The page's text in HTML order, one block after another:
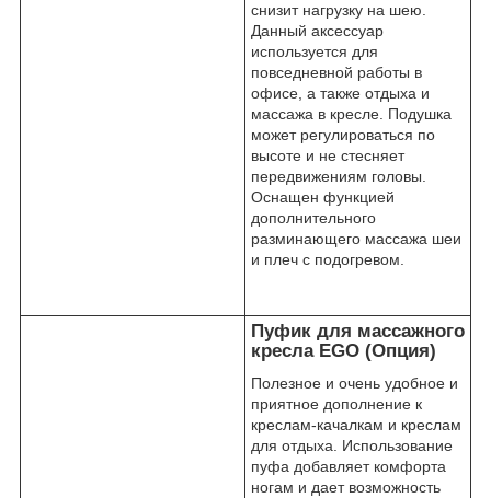
снизит нагрузку на шею.
Данный аксессуар
используется для
повседневной работы в
офисе, а также отдыха и
массажа в кресле. Подушка
может регулироваться по
высоте и не стесняет
передвижениям головы.
Оснащен функцией
дополнительного
разминающего массажа шеи
и плеч с подогревом.
Пуфик для массажного
кресла EGO (Опция)
Полезное и очень удобное и
приятное дополнение к
креслам-качалкам и креслам
для отдыха. Использование
пуфа добавляет комфорта
ногам и дает возможность